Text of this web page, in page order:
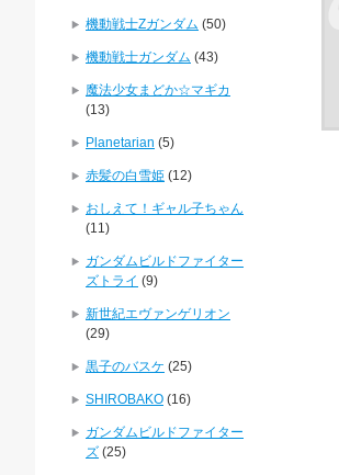
機動戦士Zガンダム (50)
機動戦士ガンダム (43)
魔法少女まどか☆マギカ
(13)
Planetarian (5)
赤髪の白雪姫 (12)
おしえて！ギャル子ちゃん
(11)
ガンダムビルドファイター
ズトライ (9)
新世紀エヴァンゲリオン
(29)
黒子のバスケ (25)
SHIROBAKO (16)
ガンダムビルドファイター
ズ (25)